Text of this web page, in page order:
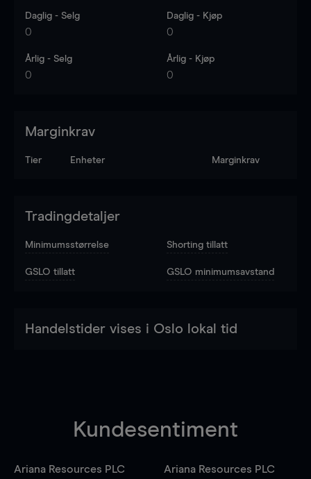
Daglig - Selg
0
Daglig - Kjøp
0
Årlig - Selg
0
Årlig - Kjøp
0
Marginkrav
Tier Enheter Marginkrav
Tradingdetaljer
Minimumsstørrelse Shorting tillatt
GSLO tillatt GSLO minimumsavstand
Handelstider vises i Oslo lokal tid
Kundesentiment
Ariana Resources PLC
Ariana Resources PLC